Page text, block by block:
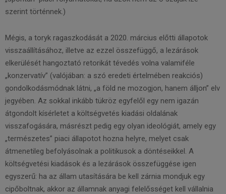
szerint történnek.)
Mégis, a toryk ragaszkodását a 2020. március előtti állapotok
visszaállításához, illetve az ezzel összefüggő, a lezárások
elkerülését hangoztató retorikát tévedés volna valamiféle
„konzervatív” (valójában: a szó eredeti értelmében reakciós)
gondolkodásmódnak látni, „a föld ne mozogjon, hanem álljon” elv
jegyében. Az sokkal inkább tükröz egyfelől egy nem igazán
átgondolt kísérletet a költségvetés kiadási oldalának
visszafogására, másrészt pedig egy olyan ideológiát, amely egy
„természetes” piaci állapotot hozna helyre, melyet csak
átmenetileg befolyásolnak a politikusok a döntéseikkel. A
költségvetési kiadások és a lezárások összefüggése igen
egyszerű: ha az állam utasítására be kell zárnia mondjuk egy
cipőboltnak, akkor az államnak anyagi felelősséget kell vállalnia